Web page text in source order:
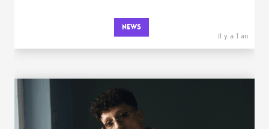
NEWS
il y a 1 an